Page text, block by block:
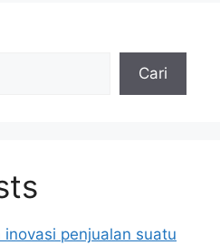
Cari
penjualan suatu